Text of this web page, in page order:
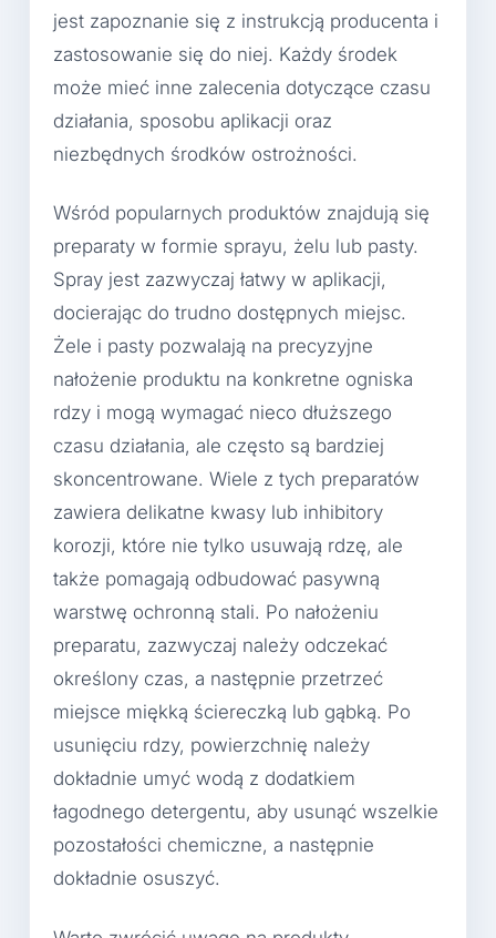
jest zapoznanie się z instrukcją producenta i
zastosowanie się do niej. Każdy środek
może mieć inne zalecenia dotyczące czasu
działania, sposobu aplikacji oraz
niezbędnych środków ostrożności.
Wśród popularnych produktów znajdują się
preparaty w formie sprayu, żelu lub pasty.
Spray jest zazwyczaj łatwy w aplikacji,
docierając do trudno dostępnych miejsc.
Żele i pasty pozwalają na precyzyjne
nałożenie produktu na konkretne ogniska
rdzy i mogą wymagać nieco dłuższego
czasu działania, ale często są bardziej
skoncentrowane. Wiele z tych preparatów
zawiera delikatne kwasy lub inhibitory
korozji, które nie tylko usuwają rdzę, ale
także pomagają odbudować pasywną
warstwę ochronną stali. Po nałożeniu
preparatu, zazwyczaj należy odczekać
określony czas, a następnie przetrzeć
miejsce miękką ściereczką lub gąbką. Po
usunięciu rdzy, powierzchnię należy
dokładnie umyć wodą z dodatkiem
łagodnego detergentu, aby usunąć wszelkie
pozostałości chemiczne, a następnie
dokładnie osuszyć.